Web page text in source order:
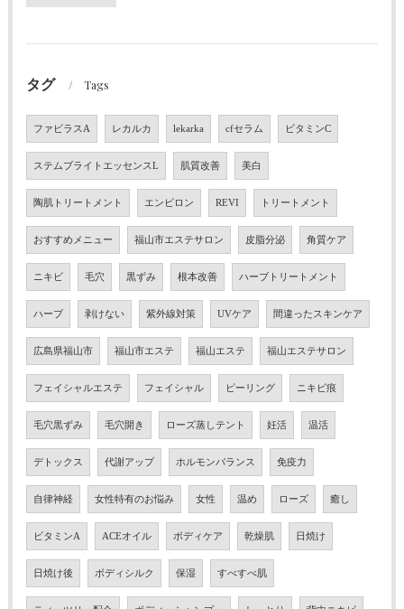
タグ Tags
ファビラスA レカルカ lekarka cfセラム ビタミンC
ステムブライトエッセンスL 肌質改善 美白
陶肌トリートメント エンビロン REVI トリートメント
おすすめメニュー 福山市エステサロン 皮脂分泌 角質ケア
ニキビ 毛穴 黒ずみ 根本改善 ハーブトリートメント
ハーブ 剥けない 紫外線対策 UVケア 間違ったスキンケア
広島県福山市 福山市エステ 福山エステ 福山エステサロン
フェイシャルエステ フェイシャル ピーリング ニキビ痕
毛穴黒ずみ 毛穴開き ローズ蒸しテント 妊活 温活
デトックス 代謝アップ ホルモンバランス 免疫力
自律神経 女性特有のお悩み 女性 温め ローズ 癒し
ビタミンA ACEオイル ボディケア 乾燥肌 日焼け
日焼け後 ボディシルク 保湿 すべすべ肌